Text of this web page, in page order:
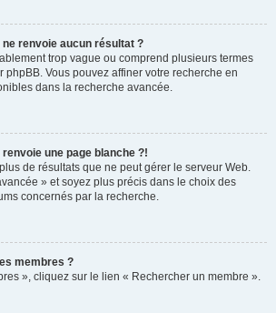
renvoie aucun résultat ?
trop vague ou comprend plusieurs termes
phpBB. Vous pouvez affiner votre recherche en
dans la recherche avancée.
une page blanche ?!
de résultats que ne peut gérer le serveur Web.
» et soyez plus précis dans le choix des
concernés par la recherche.
membres ?
», cliquez sur le lien « Rechercher un membre ».